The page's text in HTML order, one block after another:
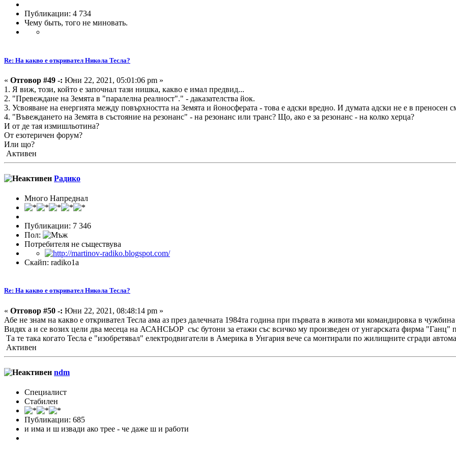
Публикации: 4 734
Чему быть, того не миновать.
Re: На какво е откривател Никола Тесла?
« Отговор #49 -: Юни 22, 2021, 05:01:06 pm »
1. Я виж, този, който е започнал тази нишка, какво е имал предвид...
2. "Превеждане на Земята в "паралелна реалност"." - даказателства йок.
3. Усвояване на енергията между повърхността на Земята и йоносферата - това е адски вредно. И думата адски не е в преносен
4. "Въвеждането на Земята в състояние на резонанс" - на резонанс или транс? Що, ако е за резонанс - на колко херца?
И от де тая измишльотина?
От езотеричен форум?
Или що?
Активен
Радико
Много Напреднал
Публикации: 7 346
Пол:
Потребителя не съществува
Скайп: radiko1a
Re: На какво е откривател Никола Тесла?
« Отговор #50 -: Юни 22, 2021, 08:48:14 pm »
Абе не знам на какво е откривател Тесла ама аз през далечната 1984та година при първата в живота ми командировка в
Видях а и се возих цели два месеца на АСАНСЬОР със бутони за етажи със всичко му произведен от унгарската фирма "Ганц"
Та те така когато Тесла е "изобретявал" електродвигатели в Америка в Унгария вече са монтирали по жилищните сгради
Активен
ndm
Специалист
Стабилен
Публикации: 685
и има и ш извади ако трее - че даже ш и работи